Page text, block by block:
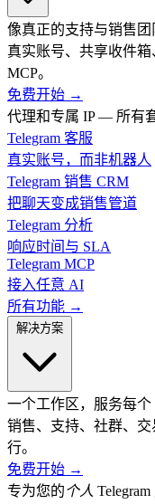
像真正的支持与销售团
真实账号、共享收件
MCP。
免费开始 →
代理和专属 IP — 所有
Telegram 客服
真实账号，而非机器人
Telegram 销售 CRM
把聊天变成销售管道
Telegram 分析
响应时间与 SLA
Telegram MCP
接入任意 AI
所有功能 →
解决方案
一个工作区，服务每个
销售、支持、社群、
行。
免费开始 →
专为您的个人